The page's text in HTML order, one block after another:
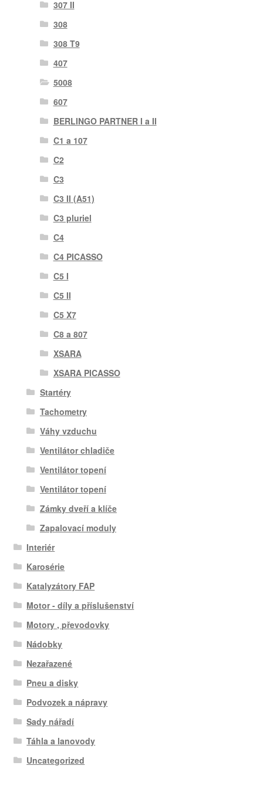
307 II
308
308 T9
407
5008
607
BERLINGO PARTNER I a II
C1 a 107
C2
C3
C3 II (A51)
C3 pluriel
C4
C4 PICASSO
C5 I
C5 II
C5 X7
C8 a 807
XSARA
XSARA PICASSO
Startéry
Tachometry
Váhy vzduchu
Ventilátor chladiče
Ventilátor topení
Ventilátor topení
Zámky dveří a klíče
Zapalovací moduly
Interiér
Karosérie
Katalyzátory FAP
Motor - díly a příslušenství
Motory , převodovky
Nádobky
Nezařazené
Pneu a disky
Podvozek a nápravy
Sady nářadí
Táhla a lanovody
Uncategorized